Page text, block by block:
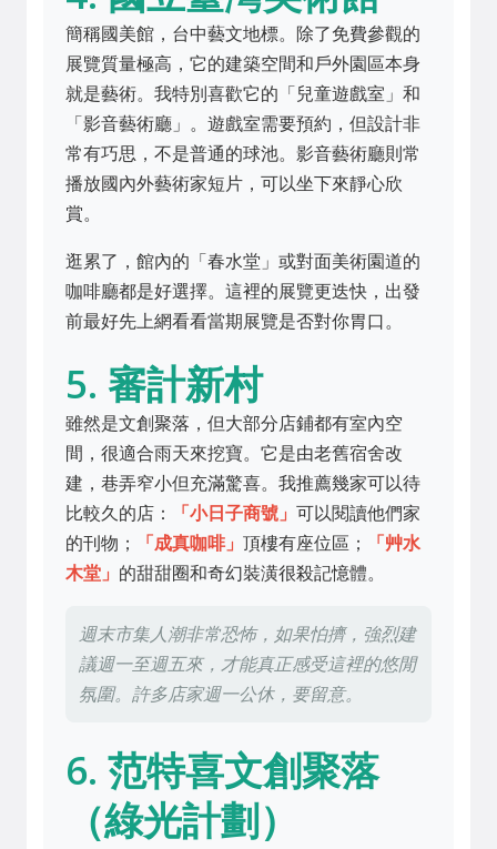
簡稱國美館，台中藝文地標。除了免費參觀的
展覽質量極高，它的建築空間和戶外園區本身
就是藝術。我特別喜歡它的「兒童遊戲室」和
「影音藝術廳」。遊戲室需要預約，但設計非
常有巧思，不是普通的球池。影音藝術廳則常
播放國內外藝術家短片，可以坐下來靜心欣
賞。
逛累了，館內的「春水堂」或對面美術園道的
咖啡廳都是好選擇。這裡的展覽更迭快，出發
前最好先上網看看當期展覽是否對你胃口。
5. 審計新村
雖然是文創聚落，但大部分店鋪都有室內空
間，很適合雨天來挖寶。它是由老舊宿舍改
建，巷弄窄小但充滿驚喜。我推薦幾家可以待
比較久的店：
「小日子商號」 可以閱讀他們家
的刊物；
「成真咖啡」 頂樓有座位區；
「艸水
木堂」 的甜甜圈和奇幻裝潢很殺記憶體。
週末市集人潮非常恐怖，如果怕擠，強烈建
議週一至週五來，才能真正感受這裡的悠閒
氛圍。許多店家週一公休，要留意。
6. 范特喜文創聚落
（綠光計劃）